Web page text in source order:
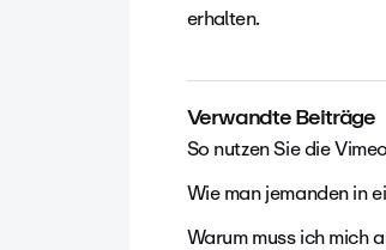
erhalten.
Verwandte Beiträge
So nutzen Sie die
Wie man jemanden in
Warum muss ich mich